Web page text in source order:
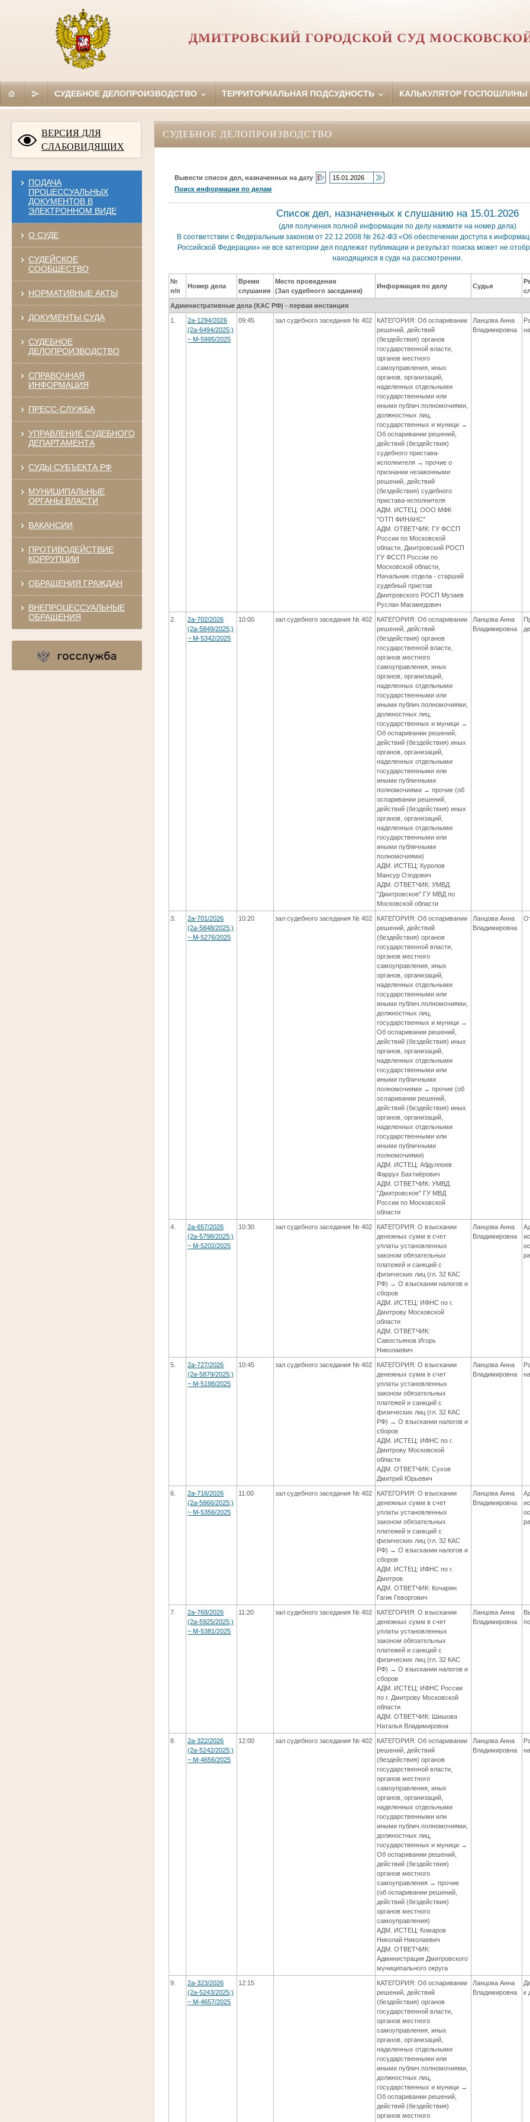
ДМИТРОВСКИЙ ГОРОДСКОЙ СУД
СУДЕБНОЕ ДЕЛОПРОИЗВОДСТВО ТЕРРИТОРИАЛЬНАЯ ПОДСУДНОСТЬ КАЛЬКУЛЯТОР ГОСПОШЛИНЫ
ВЕРСИЯ ДЛЯ
СЛАБОВИДЯЩИХ
ПОДАЧА
ПРОЦЕССУАЛЬНЫХ
ДОКУМЕНТОВ В
ЭЛЕКТРОННОМ ВИДЕ
О СУДЕ
СУДЕЙСКОЕ
СООБЩЕСТВО
НОРМАТИВНЫЕ АКТЫ
ДОКУМЕНТЫ СУДА
СУДЕБНОЕ
ДЕЛОПРОИЗВОДСТВО
СПРАВОЧНАЯ
ИНФОРМАЦИЯ
ПРЕСС-СЛУЖБА
УПРАВЛЕНИЕ СУДЕБНОГО
ДЕПАРТАМЕНТА
СУДЫ СУБЪЕКТА РФ
МУНИЦИПАЛЬНЫЕ
ОРГАНЫ ВЛАСТИ
ВАКАНСИИ
ПРОТИВОДЕЙСТВИЕ
КОРРУПЦИИ
ОБРАЩЕНИЯ ГРАЖДАН
ВНЕПРОЦЕССУАЛЬНЫЕ
ОБРАЩЕНИЯ
СУДЕБНОЕ ДЕЛОПРОИЗВОДСТВО
Вывести список дел, назначенных на дату
Поиск информации по делам
Список дел, назначенных к слушанию на 15.01.2026
(для получения полной информации по делу нажмите на номер дела)
В соответствии с Федеральным законом от 22.12.2008 № 262-ФЗ «Об обеспечении доступа к
Российской Федерации» не все категории дел подлежат публикации и результат поиска может не
находящихся в суде на рассмотрении.
№
п/п
Номер дела
Время
слушания
Место проведения
(Зал судебного заседания)
Информация по делу Судья
Административные дела (КАC РФ) - первая инстанция
1.
2а-1294/2026
(2а-6494/2025;)
~ М-5995/2025
09:45 зал судебного заседания № 402
КАТЕГОРИЯ: Об оспаривании
решений, действий
(бездействия) органов
государственной власти,
органов местного
самоуправления, иных
органов, организаций,
наделенных отдельными
государственными или
иными публич.полномочиями,
должностных лиц,
государственных и муници →
Об оспаривании решений,
действий (бездействия)
судебного пристава-
исполнителя → прочие о
признании незаконными
решений, действий
(бездействия) судебного
пристава-исполнителя
АДМ. ИСТЕЦ: ООО МФК
"ОТП ФИНАНС"
АДМ. ОТВЕТЧИК: ГУ ФССП
России по Московской
области, Дмитровский РОСП
ГУ ФССП России по
Московской области,
Начальник отдела - старший
судебный пристав
Дмитровского РОСП Музаев
Руслан Магамедович
Ланцова Анна
Владимировна
2.
2а-702/2026
(2а-5849/2025;)
~ М-5342/2025
10:00 зал судебного заседания № 402
КАТЕГОРИЯ: Об оспаривании
решений, действий
(бездействия) органов
государственной власти,
органов местного
самоуправления, иных
органов, организаций,
наделенных отдельными
государственными или
иными публич.полномочиями,
должностных лиц,
государственных и муници →
Об оспаривании решений,
действий (бездействия) иных
органов, организаций,
наделенных отдельными
государственными или
иными публичными
полномочиями → прочие (об
оспаривании решений,
действий (бездействия) иных
органов, организаций,
наделенных отдельными
государственными или
иными публичными
полномочиями)
АДМ. ИСТЕЦ: Куролов
Мансур Озодович
АДМ. ОТВЕТЧИК: УМВД
"Дмитровское" ГУ МВД по
Московской области
Ланцова Анна
Владимировна
3.
2а-701/2026
(2а-5848/2025;)
~ М-5276/2025
10:20 зал судебного заседания № 402
КАТЕГОРИЯ: Об оспаривании
решений, действий
(бездействия) органов
государственной власти,
органов местного
самоуправления, иных
органов, организаций,
наделенных отдельными
государственными или
иными публич.полномочиями,
должностных лиц,
государственных и муници →
Об оспаривании решений,
действий (бездействия) иных
органов, организаций,
наделенных отдельными
государственными или
иными публичными
полномочиями → прочие (об
оспаривании решений,
действий (бездействия) иных
органов, организаций,
наделенных отдельными
государственными или
иными публичными
полномочиями)
АДМ. ИСТЕЦ: Абдуллоев
Фаррух Бахтиёрович
АДМ. ОТВЕТЧИК: УМВД
"Дмитровское" ГУ МВД
России по Московской
области
Ланцова Анна
Владимировна
4.
2а-657/2026
(2а-5798/2025;)
~ М-5202/2025
10:30 зал судебного заседания № 402
КАТЕГОРИЯ: О взыскании
денежных сумм в счет
уплаты установленных
законом обязательных
платежей и санкций с
физических лиц (гл. 32 КАС
РФ) → О взыскании налогов и
сборов
АДМ. ИСТЕЦ: ИФНС по г.
Дмитрову Московской
области
АДМ. ОТВЕТЧИК:
Савостьянов Игорь
Николаевич
Ланцова Анна
Владимировна
5.
2а-727/2026
(2а-5879/2025;)
~ М-5198/2025
10:45 зал судебного заседания № 402
КАТЕГОРИЯ: О взыскании
денежных сумм в счет
уплаты установленных
законом обязательных
платежей и санкций с
физических лиц (гл. 32 КАС
РФ) → О взыскании налогов и
сборов
АДМ. ИСТЕЦ: ИФНС по г.
Дмитрову Московской
области
АДМ. ОТВЕТЧИК: Сухов
Дмитрий Юрьевич
Ланцова Анна
Владимировна
6.
2а-716/2026
(2а-5866/2025;)
~ М-5356/2025
11:00 зал судебного заседания № 402
КАТЕГОРИЯ: О взыскании
денежных сумм в счет
уплаты установленных
законом обязательных
платежей и санкций с
физических лиц (гл. 32 КАС
РФ) → О взыскании налогов и
сборов
АДМ. ИСТЕЦ: ИФНС по г.
Дмитров
АДМ. ОТВЕТЧИК: Кочарян
Гагик Геворгович
Ланцова Анна
Владимировна
7.
2а-768/2026
(2а-5925/2025;)
~ М-5381/2025
11:20 зал судебного заседания № 402
КАТЕГОРИЯ: О взыскании
денежных сумм в счет
уплаты установленных
законом обязательных
платежей и санкций с
физических лиц (гл. 32 КАС
РФ) → О взыскании налогов и
сборов
АДМ. ИСТЕЦ: ИФНС России
по г. Дмитрову Московской
области
АДМ. ОТВЕТЧИК: Шишова
Наталья Владимировна
Ланцова Анна
Владимировна
8.
2а-322/2026
(2а-5242/2025;)
~ М-4656/2025
12:00 зал судебного заседания № 402
КАТЕГОРИЯ: Об оспаривании
решений, действий
(бездействия) органов
государственной власти,
органов местного
самоуправления, иных
органов, организаций,
наделенных отдельными
государственными или
иными публич.полномочиями,
должностных лиц,
государственных и муници →
Об оспаривании решений,
действий (бездействия)
органов местного
самоуправления → прочие
(об оспаривании решений,
действий (бездействия)
органов местного
самоуправления)
АДМ. ИСТЕЦ: Комаров
Николай Николаевич
АДМ. ОТВЕТЧИК:
Администрация Дмитровского
муниципального округа
Ланцова Анна
Владимировна
9.
2а-323/2026
(2а-5243/2025;)
~ М-4657/2025
12:15
КАТЕГОРИЯ: Об оспаривании
решений, действий
(бездействия) органов
государственной власти,
органов местного
самоуправления, иных
органов, организаций,
наделенных отдельными
государственными или
иными публич.полномочиями,
должностных лиц,
государственных и муници →
Об оспаривании решений,
действий (бездействия)
органов местного
Ланцова Анна
Владимировна
к